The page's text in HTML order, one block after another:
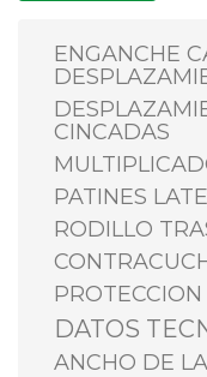
ENGANCHE
CINCADAS
PATINES
RODILLO
DATOS
ANCHO DE